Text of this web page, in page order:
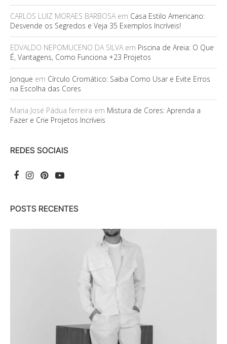
CARLOS LUIZ MORAES BARBOSAem Casa Estilo Americano:
Desvende os Segredos e Veja 35 Exemplos Incríveis!
EDVALDO NEPOMUCENO DA SILVAem Piscina de Areia: O Que
É, Vantagens, Como Funciona +23 Projetos
Jonque em Círculo Cromático: Saiba Como Usar e Evite Erros
na Escolha das Cores
Maria José Pádua ferreira em Mistura de Cores: Aprenda a
Fazer e Crie Projetos Incríveis
REDES SOCIAIS
POSTS RECENTES